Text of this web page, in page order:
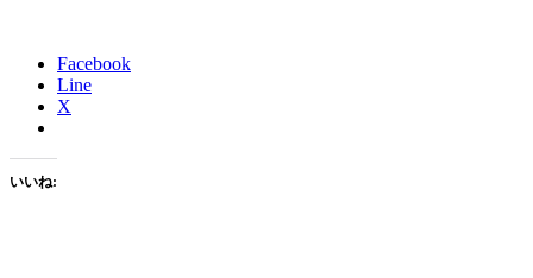
Facebook
Line
X
いいね: